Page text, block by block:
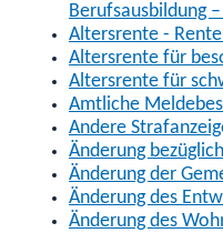
Berufsausbildung
Altersrente -
Altersrente für
Altersrente für
Amtliche
Andere
Änderung
Änderung der
Änderung des
Änderung des